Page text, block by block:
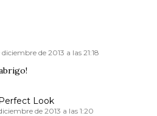
diciembre de 2013 a las 21:18
Look
de 2013 a las 1:20